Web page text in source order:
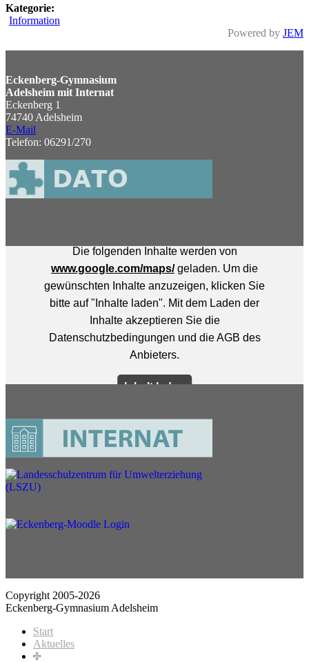
Kategorie:
Information
Powered by JEM
Eckenberg-Gymnasium
Adelsheim mit Internat
Eckenberg 1
74740 Adelsheim
E-Mail
Telefon: 06291/270
Copyright 2005-2026
Eckenberg-Gymnasium Adelsheim
Start
Aktuelles